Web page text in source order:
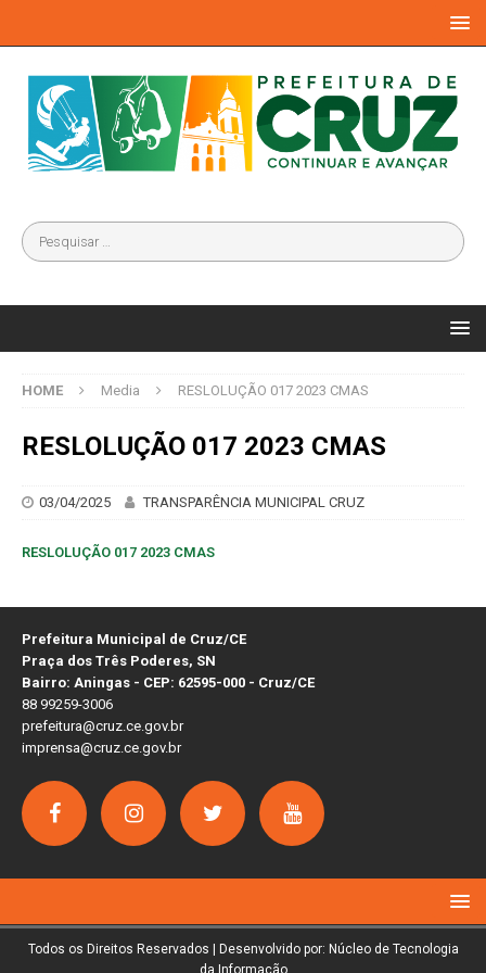
HOME Media RESLOLUÇÃO 017 2023 CMAS
RESLOLUÇÃO 017 2023 CMAS
03/04/2025 TRANSPARÊNCIA MUNICIPAL CRUZ
RESLOLUÇÃO 017 2023 CMAS
Prefeitura Municipal de Cruz/CE
Praça dos Três Poderes, SN
Bairro: Aningas - CEP: 62595-000 - Cruz/CE
88 99259-3006
prefeitura@cruz.ce.gov.br
imprensa@cruz.ce.gov.br
Todos os Direitos Reservados | Desenvolvido por: Núcleo de Tecnologia
da Informação